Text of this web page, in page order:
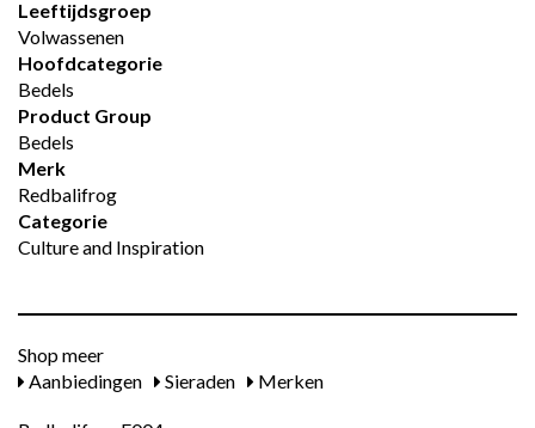
Leeftijdsgroep
Volwassenen
Hoofdcategorie
Bedels
Product Group
Bedels
Merk
Redbalifrog
Categorie
Culture and Inspiration
Shop meer
Aanbiedingen
Sieraden Merken